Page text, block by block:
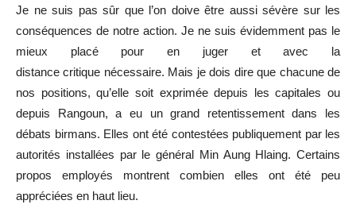
Je ne suis pas sûr que l’on doive être aussi sévère sur les
conséquences de notre action. Je ne suis évidemment pas le
mieux placé pour en juger et avec la
distance critique nécessaire. Mais je dois dire que chacune de
nos positions, qu’elle soit exprimée depuis les capitales ou
depuis Rangoun, a eu un grand retentissement dans les
débats birmans. Elles ont été contestées publiquement par les
autorités installées par le général Min Aung Hlaing. Certains
propos employés montrent combien elles ont été peu
appréciées en haut lieu.